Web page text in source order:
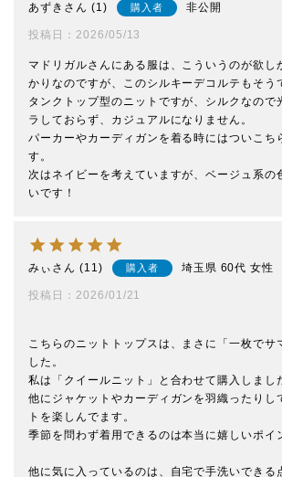
あずき 1 購入者 非公開
投稿日 2026/05/13
マドリガルさんにある服は、こういうのが欲し
かりなのですが、このシルキーデコルテもそう
タンクトップ型のニットですが、シルクなので
ラしておらず、カジュアルになりません。
パーカーやカーディガンを着る時にはついこち
す。
次はネイビーを考えていますが、ベージュ系の
いです！
みぃ 11 購入者 埼玉県 60代 女性
投稿日 2026/01/21
こちらのニットトップスは、まさに「一枚でサ
した。
私は「クイールニット」と合わせて購入しまし
他にジャケットやカーディガンを羽織ったりし
トを楽しんでます。
季節を問わず着用できるのは本当に嬉しいポイ
他に気に入っているのは、自宅で手洗いできる